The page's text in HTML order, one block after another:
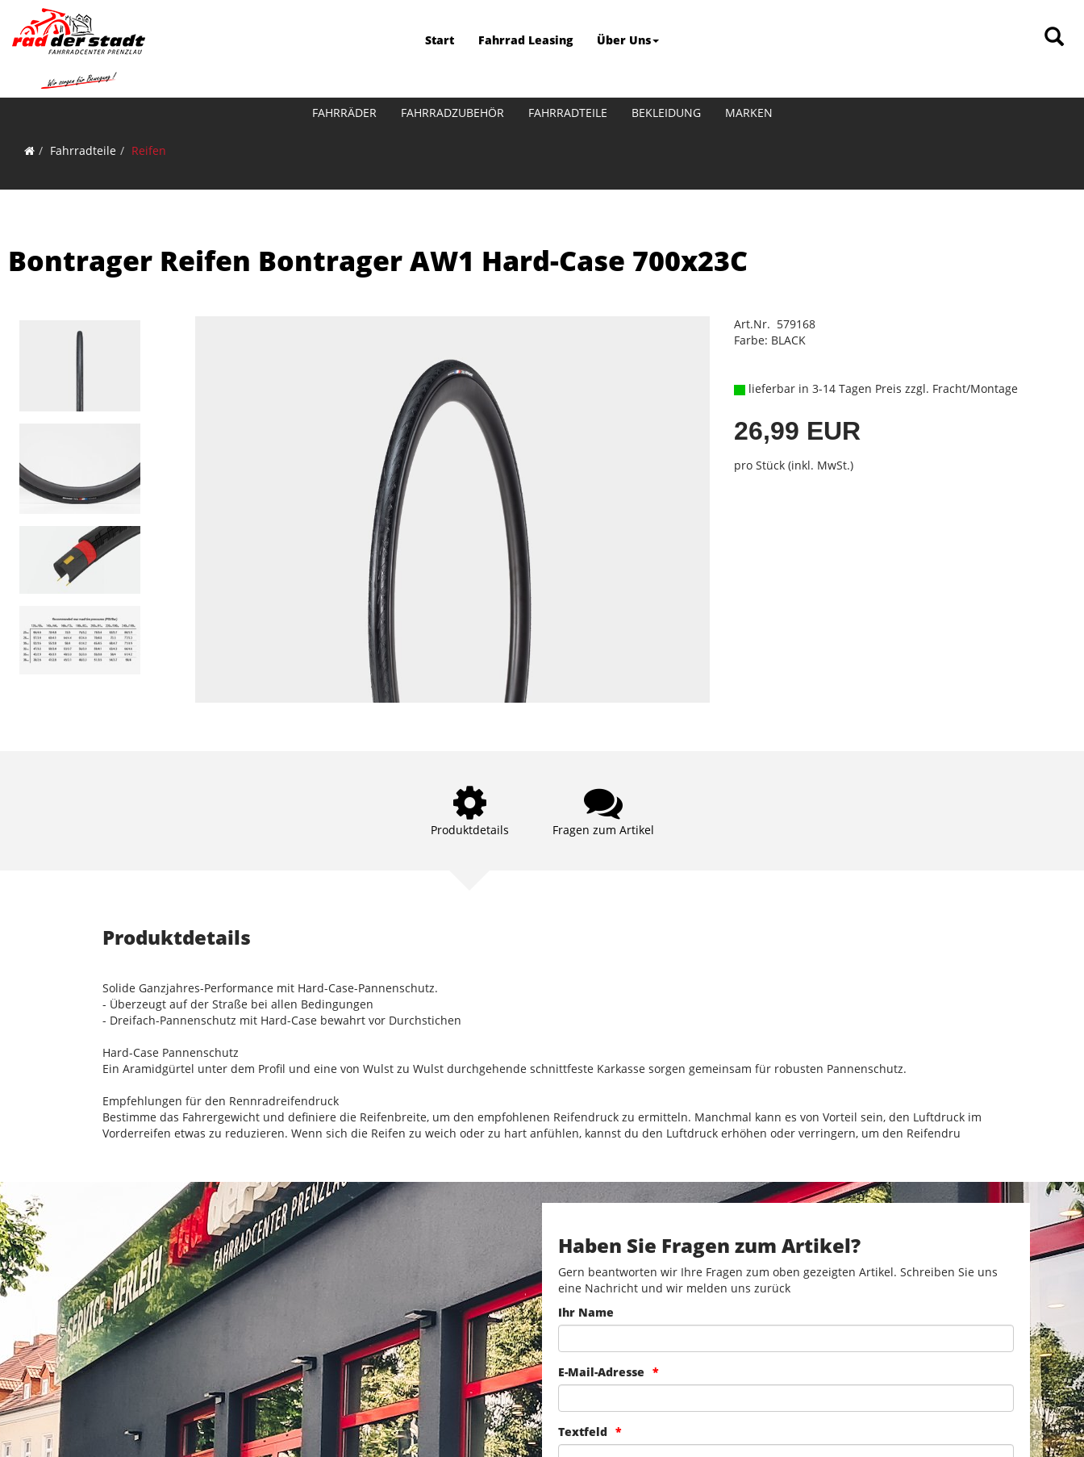
Start Fahrrad Leasing Über Uns
FAHRRÄDER FAHRRADZUBEHÖR FAHRRADTEILE BEKLEIDUNG MARKEN
Fahrradteile Reifen
Bontrager Reifen Bontrager AW1 Hard-Case 700x23C
Art.Nr. 579168
Farbe: BLACK
lieferbar in 3-14 Tagen Preis zzgl. Fracht/Montage
26,99 EUR
pro Stück (inkl. MwSt.)
Produktdetails Fragen zum Artikel
Produktdetails
Solide Ganzjahres-Performance mit Hard-Case-Pannenschutz.
- Überzeugt auf der Straße bei allen Bedingungen
- Dreifach-Pannenschutz mit Hard-Case bewahrt vor Durchstichen
Hard-Case Pannenschutz
Ein Aramidgürtel unter dem Profil und eine von Wulst zu Wulst durchgehende schnittfeste Karkasse sorgen gemeinsam für robusten Pannenschutz.
Empfehlungen für den Rennradreifendruck
Bestimme das Fahrergewicht und definiere die Reifenbreite, um den empfohlenen Reifendruck zu ermitteln. Manchmal kann es von Vorteil sein, den Luftdruck im
Vorderreifen etwas zu reduzieren. Wenn sich die Reifen zu weich oder zu hart anfühlen, kannst du den Luftdruck erhöhen oder verringern, um den Reifendru
Haben Sie Fragen zum Artikel?
Gern beantworten wir Ihre Fragen zum oben gezeigten Artikel. Schreiben Sie uns
eine Nachricht und wir melden uns zurück
Ihr Name
E-Mail-Adresse
Textfeld